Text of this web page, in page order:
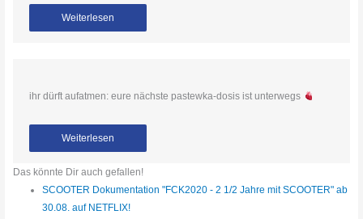
Weiterlesen
ihr dürft aufatmen: eure nächste pastewka-dosis ist unterwegs
Weiterlesen
Das könnte Dir auch gefallen!
SCOOTER Dokumentation "FCK2020 - 2 1/2 Jahre mit SCOOTER" ab
30.08. auf NETFLIX!